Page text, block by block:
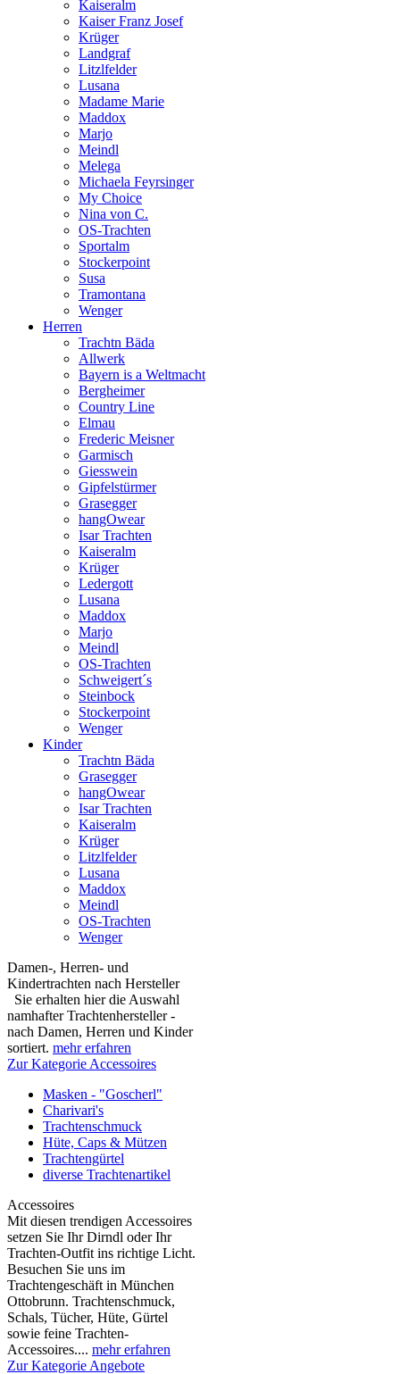
Kaiseralm
Kaiser Franz Josef
Krüger
Landgraf
Litzlfelder
Lusana
Madame Marie
Maddox
Marjo
Meindl
Melega
Michaela Feyrsinger
My Choice
Nina von C.
OS-Trachten
Sportalm
Stockerpoint
Susa
Tramontana
Wenger
Herren
Trachtn Bäda
Allwerk
Bayern is a Weltmacht
Bergheimer
Country Line
Elmau
Frederic Meisner
Garmisch
Giesswein
Gipfelstürmer
Grasegger
hangOwear
Isar Trachten
Kaiseralm
Krüger
Ledergott
Lusana
Maddox
Marjo
Meindl
OS-Trachten
Schweigert´s
Steinbock
Stockerpoint
Wenger
Kinder
Trachtn Bäda
Grasegger
hangOwear
Isar Trachten
Kaiseralm
Krüger
Litzlfelder
Lusana
Maddox
Meindl
OS-Trachten
Wenger
Damen-, Herren- und
Kindertrachten nach Hersteller
Sie erhalten hier die Auswahl
namhafter Trachtenhersteller -
nach Damen, Herren und Kinder
sortiert. mehr erfahren
Zur Kategorie Accessoires
Masken - "Goscherl"
Charivari's
Trachtenschmuck
Hüte, Caps & Mützen
Trachtengürtel
diverse Trachtenartikel
Accessoires
Mit diesen trendigen Accessoires
setzen Sie Ihr Dirndl oder Ihr
Trachten-Outfit ins richtige Licht.
Besuchen Sie uns im
Trachtengeschäft in München
Ottobrunn. Trachtenschmuck,
Schals, Tücher, Hüte, Gürtel
sowie feine Trachten-
Accessoires.... mehr erfahren
Zur Kategorie Angebote